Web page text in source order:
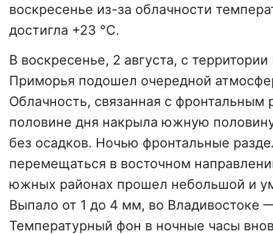
воскресенье из-за облачности
достигла +23 °C.
В воскресенье, 2 августа, с территории
Приморья подошел очередной
Облачность, связанная с фронтальным
половине дня накрыла южную
без осадков. Ночью фронтальные
перемещаться в восточном
южных районах прошел небольшой и
Выпало от 1 до 4 мм, во Владивостоке
Температурный фон в ночные часы